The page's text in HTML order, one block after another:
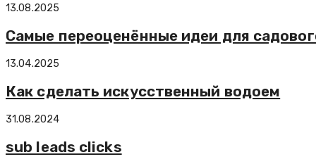
13.08.2025
Самые переоценённые идеи для
13.04.2025
Как сделать искусственный водоем
31.08.2024
sub leads clicks